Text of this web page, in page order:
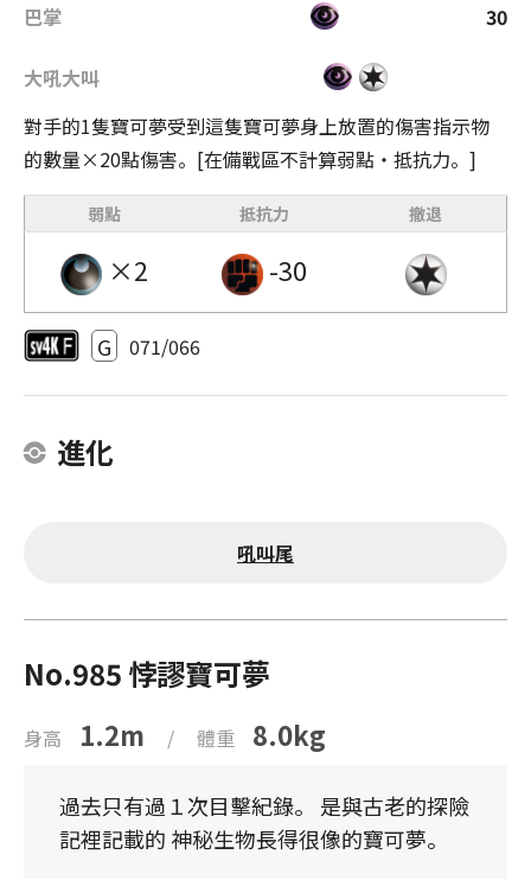
巴掌 30
大吼大叫
對手的1隻寶可夢受到這隻寶可夢身上放置的傷害指示物
的數量×20點傷害。[在備戰區不計算弱點・抵抗力。]
弱點 抵抗力 撤退
×2 -30
G 071/066
進化
吼叫尾
No.985 悖謬寶可夢
身高 1.2m / 體重 8.0kg
過去只有過１次目擊紀錄。 是與古老的探險
記裡記載的 神秘生物長得很像的寶可夢。